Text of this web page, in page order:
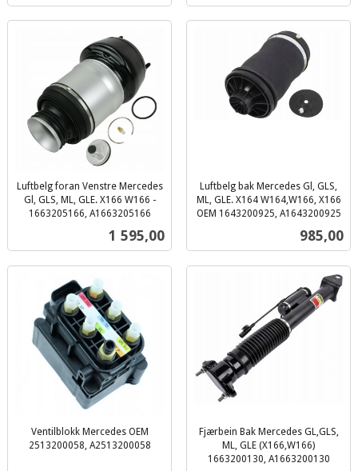
Luftbelg foran Venstre Mercedes
Gl, GLS, ML, GLE. X166 W166 -
1663205166, A1663205166
Pris
1 595,00
Luftbelg bak Mercedes Gl, GLS,
ML, GLE. X164 W164,W166, X166
OEM 1643200925, A1643200925
Pris
985,00
Ventilblokk Mercedes OEM
2513200058, A2513200058
Fjærbein Bak Mercedes GL,GLS,
ML, GLE (X166,W166)
1663200130, A1663200130